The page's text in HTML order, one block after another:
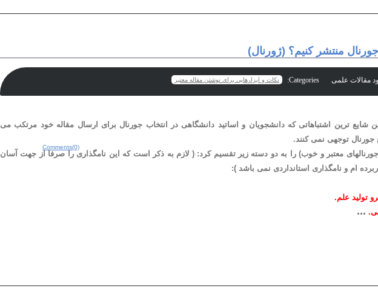
منتشر كنيم؟ (ژورنال)
Categories: نكات و ابزارهايي براي نوشتن مقاله معتبر
شایع ترین اشتباهاتی که دانشجویان و اساتید دانشگاهی در انتخاب جورنال برای ارسال مقاله خود مرتکب می
توجهی نمی کنند.
جورنالهای معتبر و خوب) را به دو دسته زیر تقسیم کرد: ( لازم به ذکر است که این نامگذاری را صرفا از جهت آسان
ام و نامگذاری استانداردی نمی باشد ):
تولید علم.
...
Comments(0)